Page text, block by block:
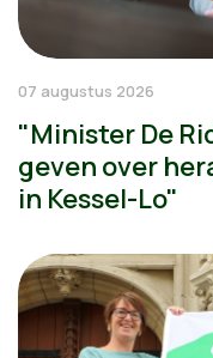
07 augustus 2026
"Minister De
geven over
in Kessel-Lo"